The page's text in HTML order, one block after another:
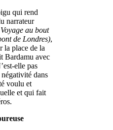
qui rend
narrateur
Voyage au bout
de Londres),
la place de la
Bardamu avec
elle pas
dans
voulu et
et qui fait